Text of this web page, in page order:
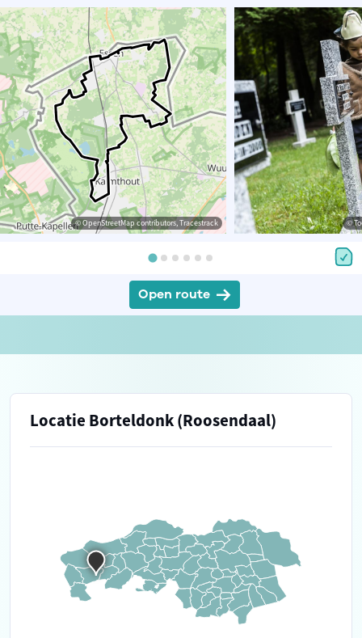
© OpenStreetMap contributors, Tracestrack ©
Open route
Locatie Borteldonk (Roosendaal)